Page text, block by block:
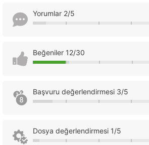
Yorumlar 2/5
Beğeniler 12/30
Başvuru değerlendirmesi 3/5
Dosya değerlendirmesi 1/5